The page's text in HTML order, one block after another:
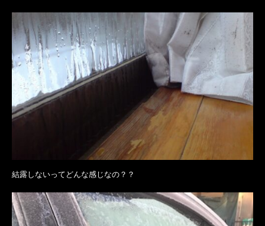
結露しないってどんな感じなの？？